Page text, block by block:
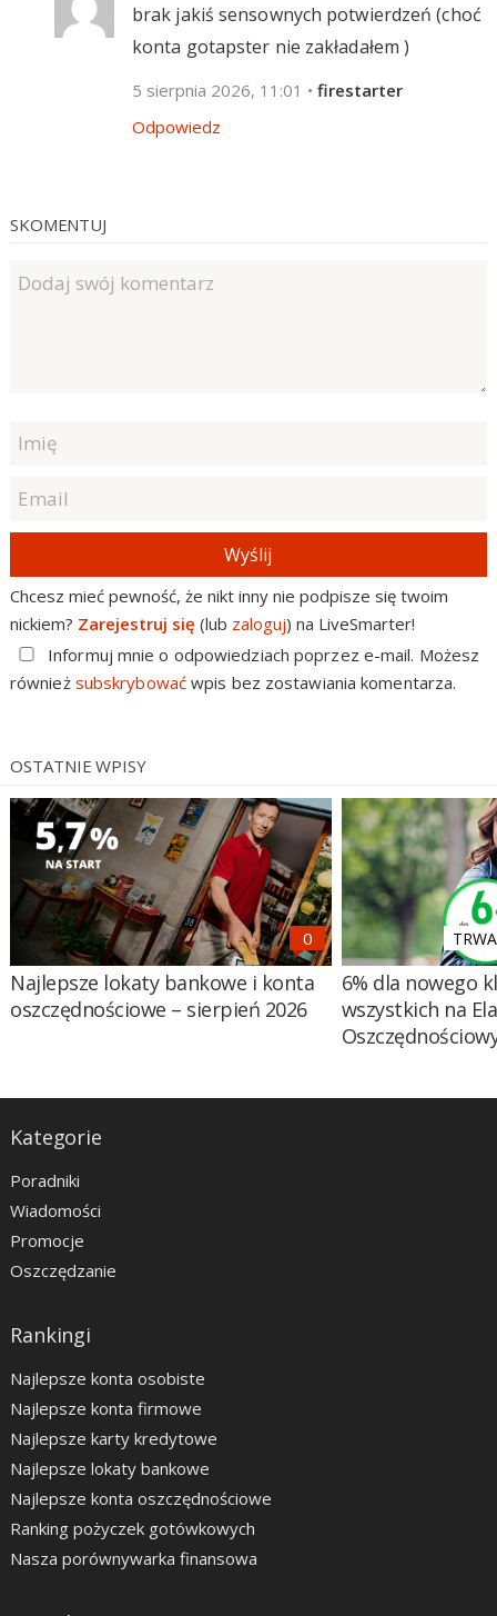
brak jakiś sensownych potwierdzeń (choć
konta gotapster nie zakładałem )
5 sierpnia 2026, 11:01 • firestarter
Odpowiedz
SKOMENTUJ
Wyślij
Chcesz mieć pewność, że nikt inny nie podpisze się twoim
nickiem? Zarejestruj się (lub zaloguj) na LiveSmarter!
Informuj mnie o odpowiedziach poprzez e-mail. Możesz
również subskrybowaćwpis bez zostawiania komentarza.
OSTATNIE WPISY
Najlepsze lokaty bankowe i konta
oszczędnościowe – sierpień 2026
6% dla nowego
wszystkich na
Kategorie
Poradniki
Wiadomości
Promocje
Oszczędzanie
Rankingi
Najlepsze konta osobiste
Najlepsze konta firmowe
Najlepsze karty kredytowe
Najlepsze lokaty bankowe
Najlepsze konta oszczędnościowe
Ranking pożyczek gotówkowych
Nasza porównywarka finansowa